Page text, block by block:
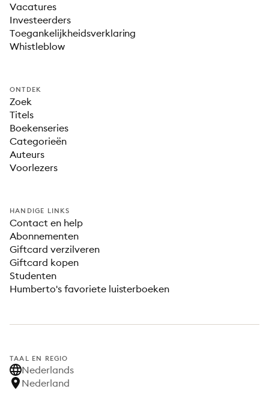
Vacatures
Investeerders
Toegankelijkheidsverklaring
Whistleblow
ONTDEK
Zoek
Titels
Boekenseries
Categorieën
Auteurs
Voorlezers
HANDIGE LINKS
Contact en help
Abonnementen
Giftcard verzilveren
Giftcard kopen
Studenten
Humberto's favoriete luisterboeken
TAAL EN REGIO
Nederlands
Nederland